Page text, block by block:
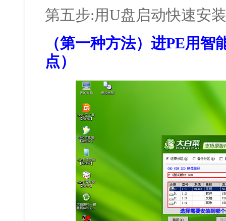
第五步:用U盘启动快速安
（第一种方法）进PE用
点）